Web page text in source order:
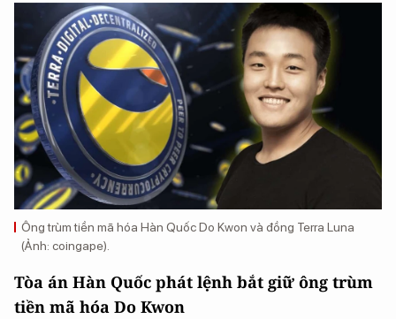
Ông trùm tiền mã hóa Hàn Quốc Do Kwon và đồng Terra Luna
(Ảnh: coingape).
Tòa án Hàn Quốc phát lệnh bắt giữ ông trùm
tiền mã hóa Do Kwon